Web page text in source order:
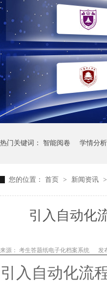
热门关键词： 智能阅卷 学情分析
您的位置： 首页 > 新闻资讯 >
引入自动化
来源： 考生答题纸电子化档案系统 发
引入自动化流